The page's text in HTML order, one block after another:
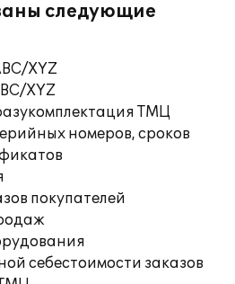
следующие
XYZ
XYZ
ТМЦ
номеров, сроков
покупателей
себестоимости заказов